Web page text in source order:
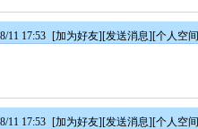
11 17:53 [加为好友][发送消息][个人空
11 17:53 [加为好友][发送消息][个人空